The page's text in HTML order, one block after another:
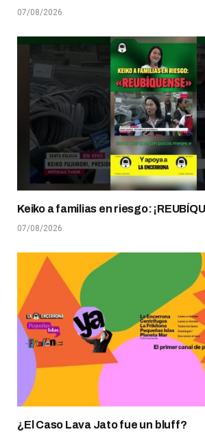
07/08/2026
Keiko a familias en riesgo:
07/08/2026
¿El Caso Lava Jato fue un bluff?